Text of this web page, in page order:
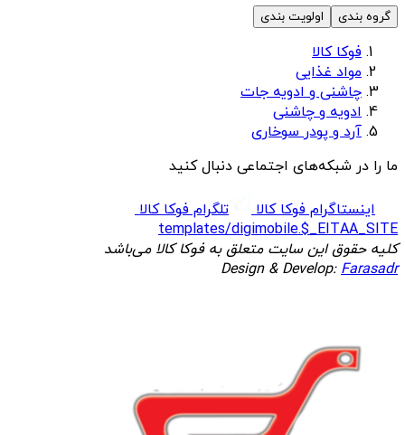
گروه بندی اولویت بندی
فوکا کالا
مواد غذایی
چاشنی و ادویه جات
ادویه و چاشنی
آرد و پودر سوخاری
ما را در شبکه‌های اجتماعی دنبال کنید
اینستاگرام فوکا کالا
تلگرام فوکا کالا
templates/digimobile.$_EITAA_SITE
کلیه حقوق این سایت متعلق به فوکا کالا می‌باشد
Design & Develop:Farasadr